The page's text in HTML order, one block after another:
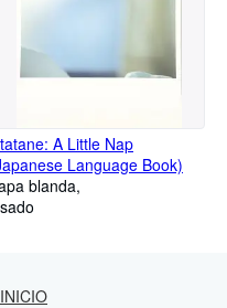
A Little Nap
Language Book)
blanda